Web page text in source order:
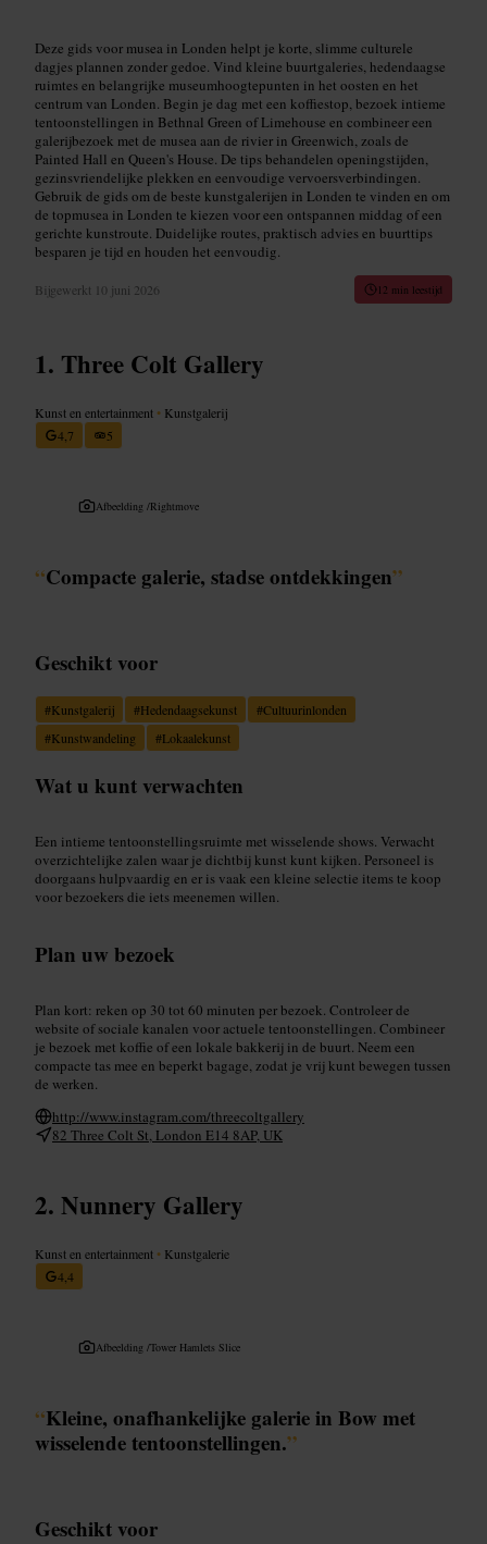
Deze gids voor musea in Londen helpt je korte, slimme culturele
dagjes plannen zonder gedoe. Vind kleine buurtgaleries, hedendaagse
ruimtes en belangrijke museumhoogtepunten in het oosten en het
centrum van Londen. Begin je dag met een koffiestop, bezoek intieme
tentoonstellingen in Bethnal Green of Limehouse en combineer een
galerijbezoek met de musea aan de rivier in Greenwich, zoals de
Painted Hall en Queen's House. De tips behandelen openingstijden,
gezinsvriendelijke plekken en eenvoudige vervoersverbindingen.
Gebruik de gids om de beste kunstgalerijen in Londen te vinden en om
de topmusea in Londen te kiezen voor een ontspannen middag of een
gerichte kunstroute. Duidelijke routes, praktisch advies en buurttips
besparen je tijd en houden het eenvoudig.
Bijgewerkt 10 juni 2026 12 min leestijd
Three Colt Gallery
Kunst en entertainment • Kunstgalerij
4,7
5
Afbeelding /Rightmove
“Compacte galerie, stadse ontdekkingen”
Geschikt voor
#Kunstgalerij #Hedendaagsekunst #Cultuurinlonden
#Kunstwandeling #Lokaalekunst
Wat u kunt verwachten
Een intieme tentoonstellingsruimte met wisselende shows. Verwacht
overzichtelijke zalen waar je dichtbij kunst kunt kijken. Personeel is
doorgaans hulpvaardig en er is vaak een kleine selectie items te koop
voor bezoekers die iets meenemen willen.
Plan uw bezoek
Plan kort: reken op 30 tot 60 minuten per bezoek. Controleer de
website of sociale kanalen voor actuele tentoonstellingen. Combineer
je bezoek met koffie of een lokale bakkerij in de buurt. Neem een
compacte tas mee en beperkt bagage, zodat je vrij kunt bewegen tussen
de werken.
http://www.instagram.com/threecoltgallery
82 Three Colt St, London E14 8AP, UK
Nunnery Gallery
Kunst en entertainment • Kunstgalerie
4,4
Afbeelding /Tower Hamlets Slice
“Kleine, onafhankelijke galerie in Bow met
wisselende tentoonstellingen.”
Geschikt voor